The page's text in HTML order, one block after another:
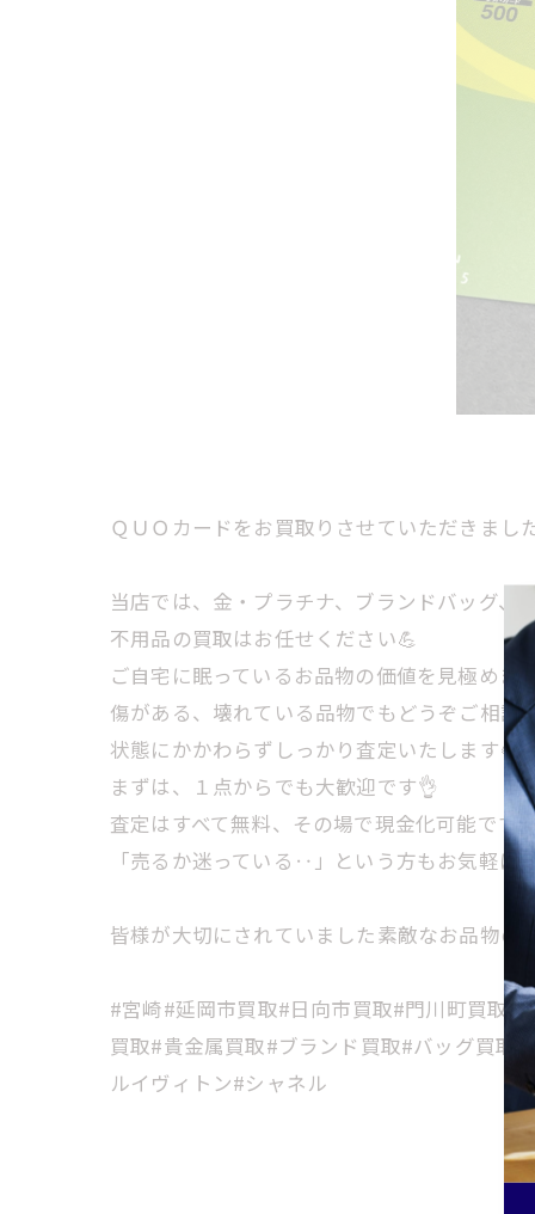
ＱＵＯカードをお買取りさせていただきまし
当店では、金・プラチナ、ブランドバッグ、
不用品の買取はお任せください💪
ご自宅に眠っているお品物の価値を見極めます
傷がある、壊れている品物でもどうぞご相談
状態にかかわらずしっかり査定いたします🌻
まずは、１点からでも大歓迎です👌
査定はすべて無料、その場で現金化可能です
「売るか迷っている‥」という方もお気軽に
皆様が大切にされていました素敵なお品物の
#宮崎#延岡市買取#日向市買取#門川町買取#
買取#貴金属買取#ブランド買取#バッグ買取
ルイヴィトン#シャネル